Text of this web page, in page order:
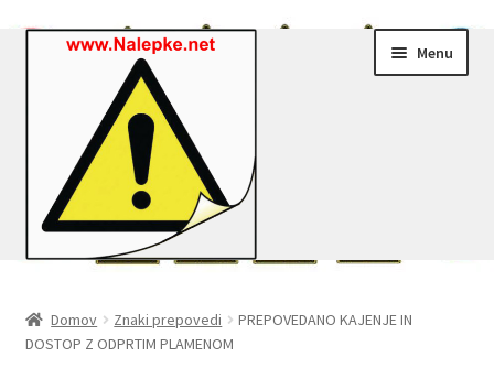
Menu
Moj profil
Domov Znaki prepovedi
PREPOVEDANO KAJENJE IN
DOSTOP Z ODPRTIM PLAMENOM